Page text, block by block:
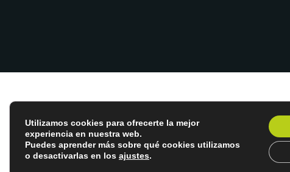
Utilizamos cookies para ofrecerte la mejor
experiencia en nuestra web.
Puedes aprender más sobre qué cookies utilizamos
o desactivarlas en los ajustes.